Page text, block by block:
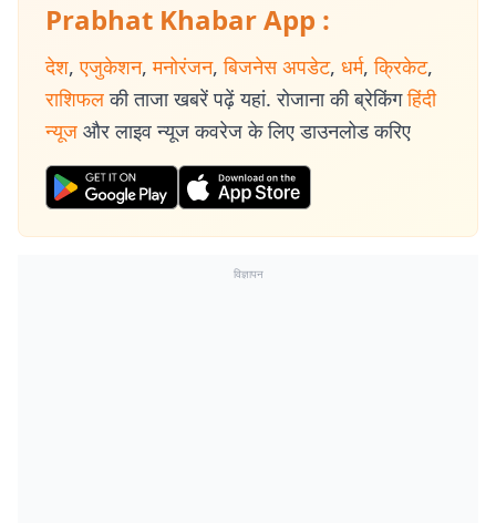
Prabhat Khabar App :
देश, एजुकेशन, मनोरंजन, बिजनेस अपडेट, धर्म, क्रिकेट,
राशिफल की ताजा खबरें पढ़ें यहां. रोजाना की ब्रेकिंग हिंदी
न्यूज और लाइव न्यूज कवरेज के लिए डाउनलोड करिए
विज्ञापन